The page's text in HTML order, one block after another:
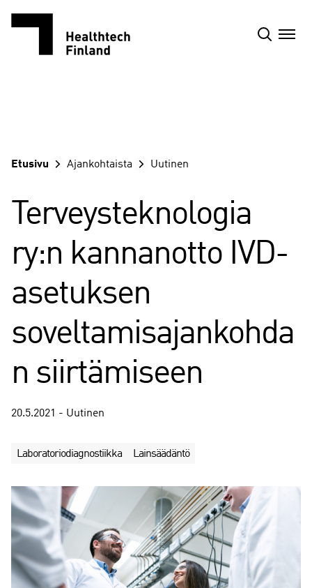
Etusivu Ajankohtaista Uutinen
Terveysteknologia
ry:n kannanotto IVD-
asetuksen
soveltamisajankohda
n siirtämiseen
20.5.2021 - Uutinen
Laboratoriodiagnostiikka Lainsäädäntö